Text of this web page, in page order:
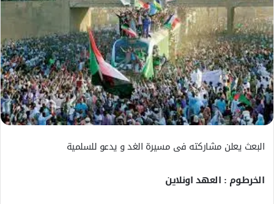
البعث يعلن مشاركته فى مسيرة الغد و يدعو للسلمية
الخرطوم : العهد اونلاين